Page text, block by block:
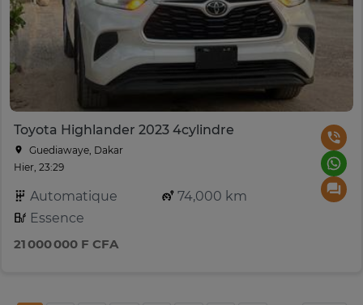
Toyota Highlander 2023 4cylindre
Guediawaye, Dakar
Hier, 23:29
Automatique
74,000 km
Essence
21 000 000 F CFA